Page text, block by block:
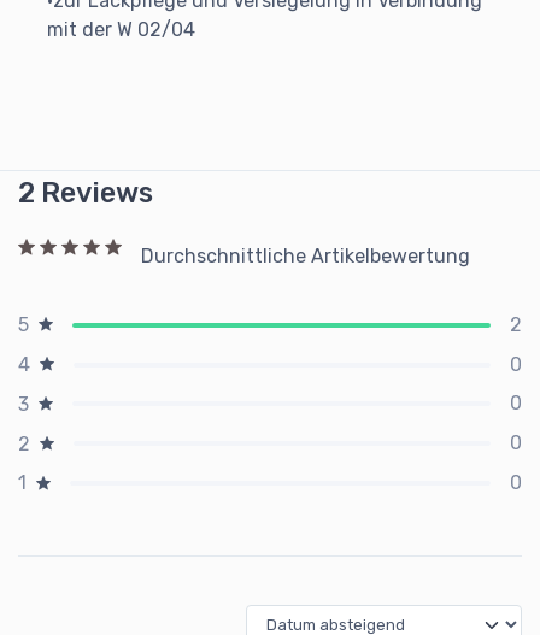
mit der W 02/04
2 Reviews
Durchschnittliche Artikelbewertung
5
2
4
0
3
0
2
0
1
0